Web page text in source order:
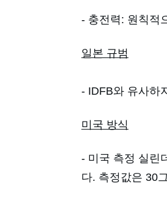
- 충전력: 원칙적
일본 규범
- IDFB와 유사하
미국 방식
- 미국 측정 실린
다. 측정값은 30